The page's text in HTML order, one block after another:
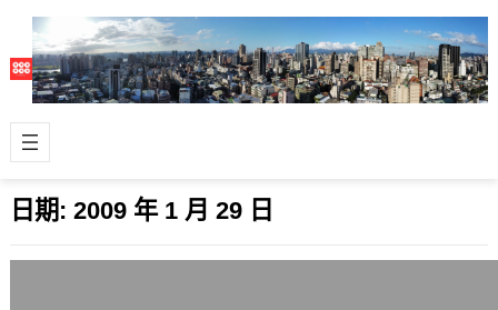
日期: 2009 年 1 月 29 日